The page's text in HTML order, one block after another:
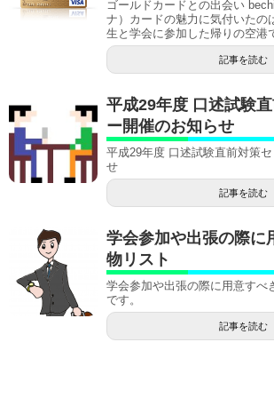
ゴールドカードとの出会い
ナ）カードの魅力に気付いたの
生と学会に参加した帰りの空港
記事を読む
平成29年度 口述試験
ー開催のお知らせ
平成29年度 口述試験直前対策
せ
記事を読む
学会参加や出張の際に
物リスト
学会参加や出張の際に用意すべ
です。
記事を読む